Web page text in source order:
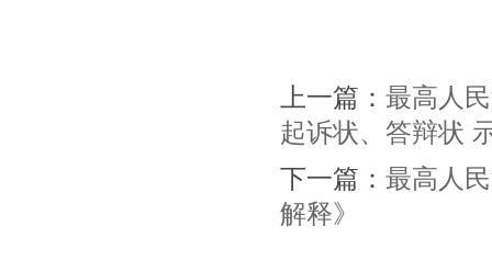
上一篇： 最高人
起诉状、答辩状
下一篇： 最高人
解释》